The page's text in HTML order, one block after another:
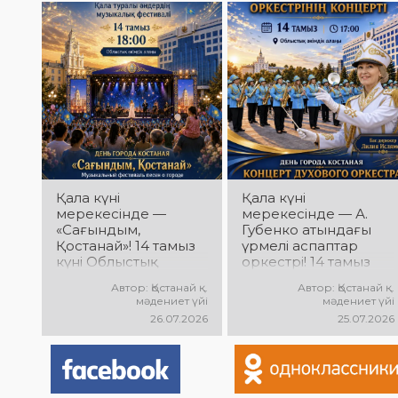
әндер, жарқын
орындау, қуатты
энергия мен көтеріңкі
мерекелік көңіл күй
күтеді!
Сіздерді заманауи
музыка, жарқын
орындаулар, қуатты
энергия мен көтеріңкі
мерекелік көңіл күй
күтеді!
Қала күні
мерекесінде —
«Сағындым,
Қостанай»! 14 тамыз
күні Облыстық
қала туралы
Қостанай»
музыкалық
фестивалі өтеді!
Сіздерді туған қалаға
Автор: Қостанай қ.
мәдениет үйі
26.07.2026
Қала күні
мерекесінде — А.
Губенко атындағы
үрмелі аспаптар
оркестрі! 14 тамыз
әкімдік алаңында
мерекелік концерті
өтеді. Бас дирижер —
Лилия Ислямова.
Сіздерді жанды
музыка, әсерлі
Автор: Қостанай қ.
мәдениет үйі
25.07.2026